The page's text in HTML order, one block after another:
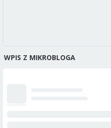
WPIS Z MIKROBLOGA